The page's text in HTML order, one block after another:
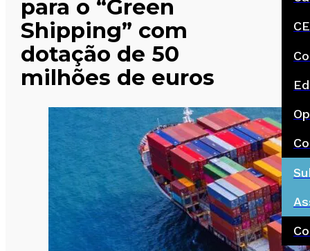
para o “Green
Shipping” com
dotação de 50
milhões de euros